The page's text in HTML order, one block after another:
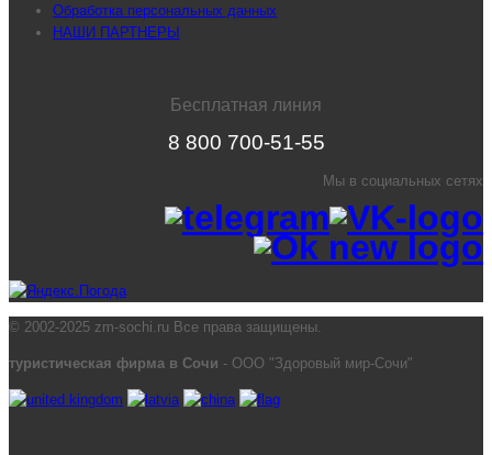
Обработка персональных данных
НАШИ ПАРТНЕРЫ
Бесплатная линия
8 800 700-51-55
Мы в социальных сетях
© 2002-2025 zm-sochi.ru Все права защищены.
туристическая фирма в Сочи - ООО "Здоровый мир-Сочи"